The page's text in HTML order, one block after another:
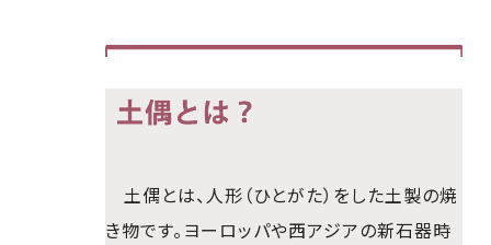
土偶とは、人形（ひとがた）をした土製の焼
き物です。ヨーロッパや西アジアの新石器時